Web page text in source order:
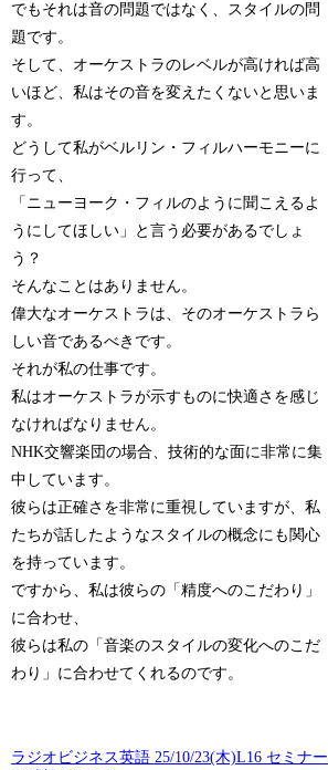
でもそれは音の問題ではなく、スタイルの問
題です。
そして、オーケストラのレベルが高ければ高
いほど、私はその音を変えたくないと思いま
す。
どうして私がベルリン・フィルハーモニーに
行って、
「ニューヨーク・フィルのように聞こえるよ
うにしてほしい」と言う必要があるでしょ
う？
そんなことはありません。
偉大なオーケストラは、そのオーケストラら
しい音であるべきです。
それが私の仕事です。
私はオーケストラが示すものに快適さを感じ
なければなりません。
NHK交響楽団の場合、技術的な面に非常に集
中しています。
彼らは正確さを非常に重視していますが、私
たちが話したようなスタイルの概念にも関心
を持っています。
ですから、私は彼らの「精度へのこだわり」
に合わせ、
彼らは私の「音楽のスタイルの変化へのこだ
わり」に合わせてくれるのです。
ラジオビジネス英語 25/10/23(木)L16 セミナー